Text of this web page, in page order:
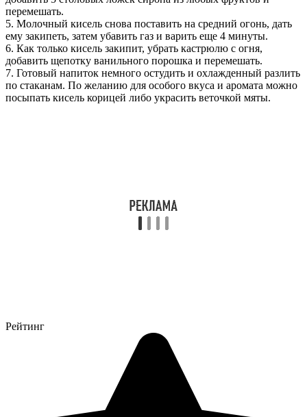
перемешать.
5. Молочный кисель снова поставить на средний огонь, дать
ему закипеть, затем убавить газ и варить еще 4 минуты.
6. Как только кисель закипит, убрать кастрюлю с огня,
добавить щепотку ванильного порошка и перемешать.
7. Готовый напиток немного остудить и охлажденный разлить
по стаканам. По желанию для особого вкуса и аромата можно
посыпать кисель корицей либо украсить веточкой мяты.
Рейтинг